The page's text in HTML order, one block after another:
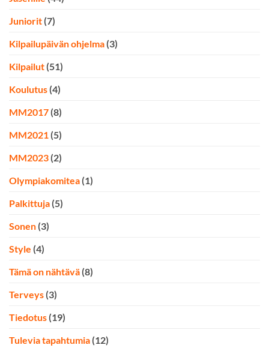
Juniorit (7)
Kilpailupäivän ohjelma (3)
Kilpailut (51)
Koulutus (4)
MM2017 (8)
MM2021 (5)
MM2023 (2)
Olympiakomitea (1)
Palkittuja (5)
Sonen (3)
Style (4)
Tämä on nähtävä (8)
Terveys (3)
Tiedotus (19)
Tulevia tapahtumia (12)